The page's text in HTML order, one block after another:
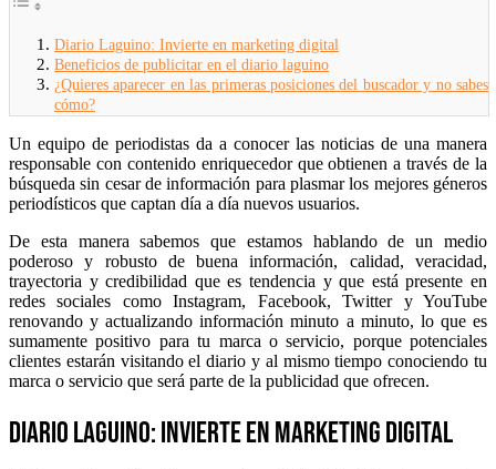
Diario Laguino: Invierte en marketing digital
Beneficios de publicitar en el diario laguino
¿Quieres aparecer en las primeras posiciones del buscador y no sabes
cómo?
Un equipo de periodistas da a conocer las noticias de una manera
responsable con contenido enriquecedor que obtienen a través de la
búsqueda sin cesar de información para plasmar los mejores géneros
periodísticos que captan día a día nuevos usuarios.
De esta manera sabemos que estamos hablando de un medio
poderoso y robusto de buena información, calidad, veracidad,
trayectoria y credibilidad que es tendencia y que está presente en
redes sociales como Instagram, Facebook, Twitter y YouTube
renovando y actualizando información minuto a minuto, lo que es
sumamente positivo para tu marca o servicio, porque potenciales
clientes estarán visitando el diario y al mismo tiempo conociendo tu
marca o servicio que será parte de la publicidad que ofrecen.
Diario Laguino: Invierte en marketing digital